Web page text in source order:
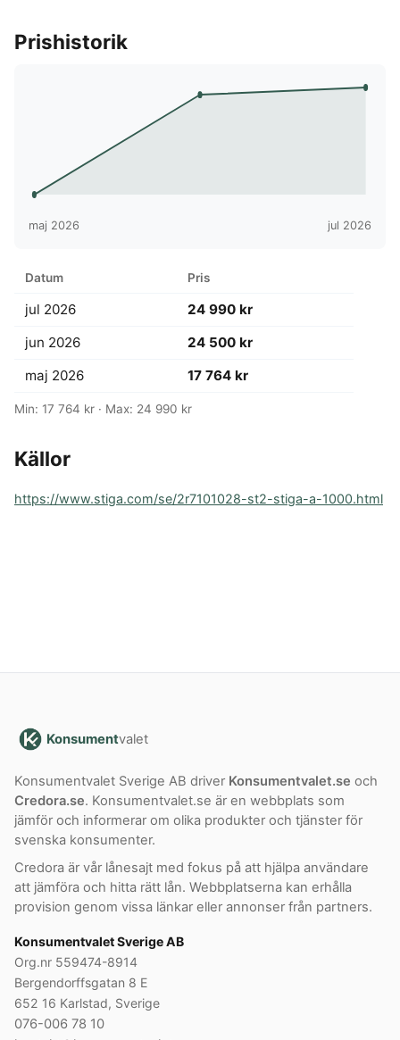
Prishistorik
maj 2026 jul 2026
Datum Pris
jul 2026
24 990 kr
jun 2026
24 500 kr
maj 2026
17 764 kr
Min: 17 764 kr · Max: 24 990 kr
Källor
https://www.stiga.com/se/2r7101028-st2-stiga-a-1000.html
Konsumentvalet
Konsumentvalet Sverige AB driver Konsumentvalet.se och
Credora.se. Konsumentvalet.se är en webbplats som
jämför och informerar om olika produkter och tjänster för
svenska konsumenter.
Credora är vår lånesajt med fokus på att hjälpa användare
att jämföra och hitta rätt lån. Webbplatserna kan erhålla
provision genom vissa länkar eller annonser från partners.
Konsumentvalet Sverige AB
Org.nr 559474-8914
Bergendorffsgatan 8 E
652 16 Karlstad, Sverige
076-006 78 10